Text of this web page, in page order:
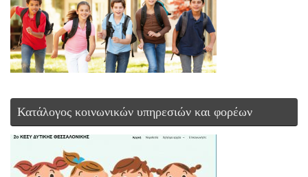
Κατάλογος κοινωνικών υπηρεσιών και φορέων